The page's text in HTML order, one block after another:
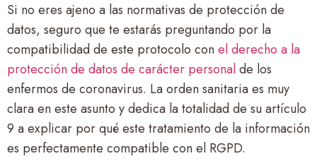
Si no eres ajeno a las normativas de protección de
datos, seguro que te estarás preguntando por la
compatibilidad de este protocolo conel derecho a la
protección de datos de carácter personalde los
enfermos de coronavirus. La orden sanitaria es muy
clara en este asunto y dedica la totalidad de su artículo
9 a explicar por qué este tratamiento de la información
es perfectamente compatible con el RGPD.